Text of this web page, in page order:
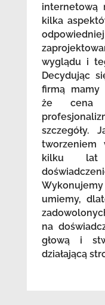
internetową
kilka
wyglądu i
Decydując
firmą mamy
że
szczegóły.
tworzeniem
kilku lat
umiemy,
na
głową i
działającą